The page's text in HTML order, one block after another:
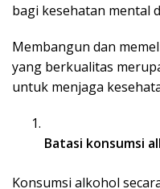
bagi kesehatan mental
Membangun dan
yang berkualitas
untuk menjaga
Batasi konsumsi
Konsumsi alkohol